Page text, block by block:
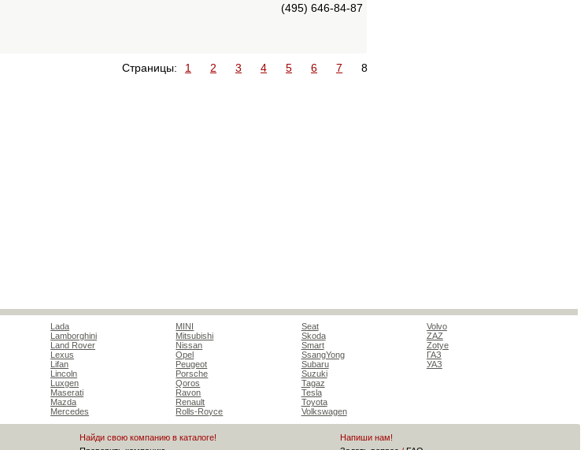
(495) 646-84-87
Страницы: 1 2 3 4 5 6 7 8
Lada
Lamborghini
Land Rover
Lexus
Lifan
Lincoln
Luxgen
Maserati
Mazda
Mercedes
MINI
Mitsubishi
Nissan
Opel
Peugeot
Porsche
Qoros
Ravon
Renault
Rolls-Royce
Seat
Skoda
Smart
SsangYong
Subaru
Suzuki
Tagaz
Tesla
Toyota
Volkswagen
Volvo
ZAZ
Zotye
ГАЗ
УАЗ
Найди свою компанию в каталоге!
Напиши нам!